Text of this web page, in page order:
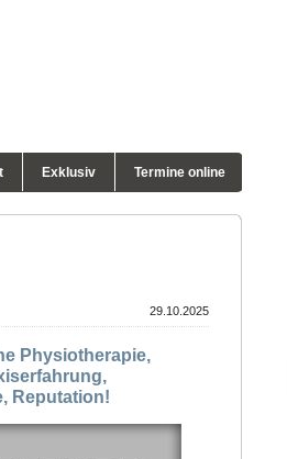
Exklusiv Termine online
29.10.2025
Physiotherapie,
Reputation!